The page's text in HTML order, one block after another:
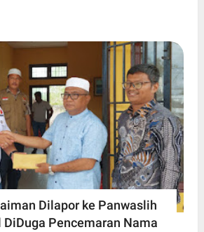
Dilapor ke Panwaslih
Pencemaran Nama